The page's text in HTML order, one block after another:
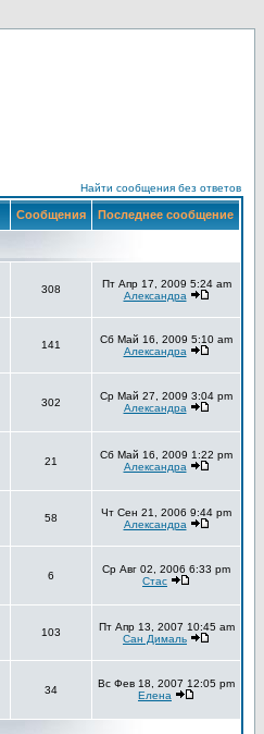
Найти сообщения без ответов
Сообщения Последнее сообщение
308
Пт Апр 17, 2009 5:24 am
Александра
141
Сб Май 16, 2009 5:10 am
Александра
302
Ср Май 27, 2009 3:04 pm
Александра
21
Сб Май 16, 2009 1:22 pm
Александра
58
Чт Сен 21, 2006 9:44 pm
Александра
6
Ср Авг 02, 2006 6:33 pm
Стас
103
Пт Апр 13, 2007 10:45 am
Сан Дималь
34
Вс Фев 18, 2007 12:05 pm
Елена